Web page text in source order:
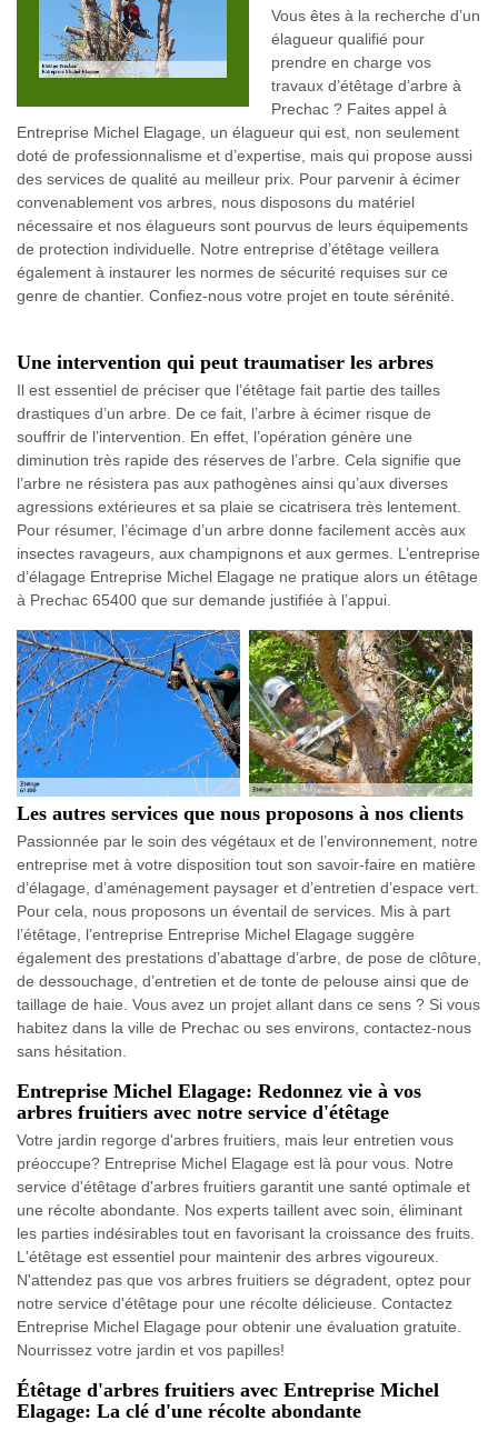
Vous êtes à la recherche d’un
élagueur qualifié pour
prendre en charge vos
travaux d’étêtage d’arbre à
Prechac ? Faites appel à
Entreprise Michel Elagage, un élagueur qui est, non seulement
doté de professionnalisme et d’expertise, mais qui propose aussi
des services de qualité au meilleur prix. Pour parvenir à écimer
convenablement vos arbres, nous disposons du matériel
nécessaire et nos élagueurs sont pourvus de leurs équipements
de protection individuelle. Notre entreprise d’étêtage veillera
également à instaurer les normes de sécurité requises sur ce
genre de chantier. Confiez-nous votre projet en toute sérénité.
Une intervention qui peut traumatiser les arbres
Il est essentiel de préciser que l’étêtage fait partie des tailles
drastiques d’un arbre. De ce fait, l’arbre à écimer risque de
souffrir de l’intervention. En effet, l’opération génère une
diminution très rapide des réserves de l’arbre. Cela signifie que
l’arbre ne résistera pas aux pathogènes ainsi qu’aux diverses
agressions extérieures et sa plaie se cicatrisera très lentement.
Pour résumer, l’écimage d’un arbre donne facilement accès aux
insectes ravageurs, aux champignons et aux germes. L’entreprise
d’élagage Entreprise Michel Elagage ne pratique alors un étêtage
à Prechac 65400 que sur demande justifiée à l’appui.
Les autres services que nous proposons à nos clients
Passionnée par le soin des végétaux et de l’environnement, notre
entreprise met à votre disposition tout son savoir-faire en matière
d’élagage, d’aménagement paysager et d’entretien d’espace vert.
Pour cela, nous proposons un éventail de services. Mis à part
l’étêtage, l’entreprise Entreprise Michel Elagage suggère
également des prestations d’abattage d’arbre, de pose de clôture,
de dessouchage, d’entretien et de tonte de pelouse ainsi que de
taillage de haie. Vous avez un projet allant dans ce sens ? Si vous
habitez dans la ville de Prechac ou ses environs, contactez-nous
sans hésitation.
Entreprise Michel Elagage: Redonnez vie à vos
arbres fruitiers avec notre service d'étêtage
Votre jardin regorge d'arbres fruitiers, mais leur entretien vous
préoccupe? Entreprise Michel Elagage est là pour vous. Notre
service d'étêtage d'arbres fruitiers garantit une santé optimale et
une récolte abondante. Nos experts taillent avec soin, éliminant
les parties indésirables tout en favorisant la croissance des fruits.
L'étêtage est essentiel pour maintenir des arbres vigoureux.
N'attendez pas que vos arbres fruitiers se dégradent, optez pour
notre service d'étêtage pour une récolte délicieuse. Contactez
Entreprise Michel Elagage pour obtenir une évaluation gratuite.
Nourrissez votre jardin et vos papilles!
Étêtage d'arbres fruitiers avec Entreprise Michel
Elagage: La clé d'une récolte abondante